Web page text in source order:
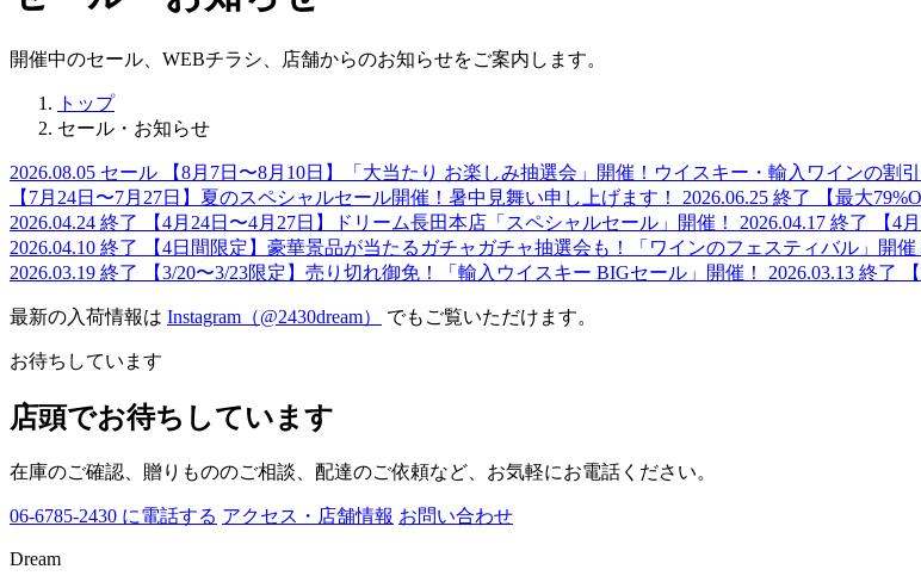
開催中のセール、WEBチラシ、店舗からのお知らせをご案内します。
トップ
セール・お知らせ
2026.08.05 セール 【8月7日〜8月10日】「大当たり お楽しみ抽選会」開催！ウイスキー・輸入ワインの割
【7月24日〜7月27日】夏のスペシャルセール開催！暑中見舞い申し上げます！
2026.06.25 終了
【最大
2026.04.24 終了 【4月24日〜4月27日】ドリーム長田本店「スペシャルセール」開催！ 2026.04.17 終了
【4
2026.04.10 終了 【4日間限定】豪華景品が当たるガチャガチャ抽選会も！「ワインのフェスティバル」開催
2026.03.19 終了 【3/20〜3/23限定】売り切れ御免！「輸入ウイスキー BIGセール」開催！ 2026.03.13 終了
最新の入荷情報は Instagram（@2430dream） でもご覧いただけます。
お待ちしています
店頭でお待ちしています
在庫のご確認、贈りもののご相談、配達のご依頼など、お気軽にお電話ください。
06-6785-2430 に電話する アクセス・店舗情報 お問い合わせ
Dream